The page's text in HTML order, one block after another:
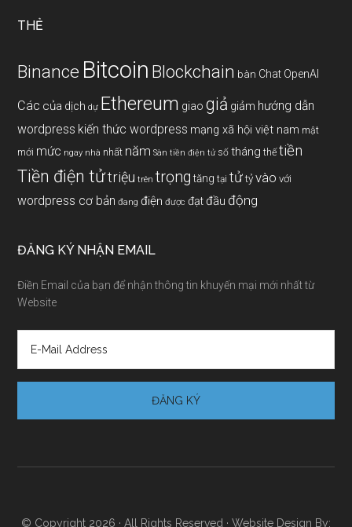
THẺ
Binance Bitcoin Blockchain bàn Chat OpenAI
Các của dịch dự Ethereum giao giả giảm hướng dẫn
wordpress kiến thức wordpress mạng xã hội việt nam mật
mới mức ngay nhà nhất năm Sàn tiền điện tử số tháng thế tiền
Tiền điện tửtriệu trên trọng tăng tại tử tỷ vào với
wordpress cơ bản đang điện được đạtđầu động
ĐĂNG KÝ NHẬN EMAIL
Điền Email của bạn để nhận thông tin khuyến mại mới nhất từ
Website
© Copyright 2026 · All Rights Reserved · Website Design By: